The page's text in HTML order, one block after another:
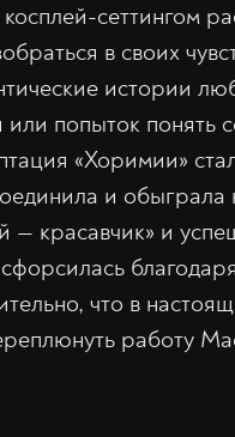
косплей-сеттингом
в своих
истории
попыток понять
«Хоримии»
и обыграла
— красавчик» и
что в
работу